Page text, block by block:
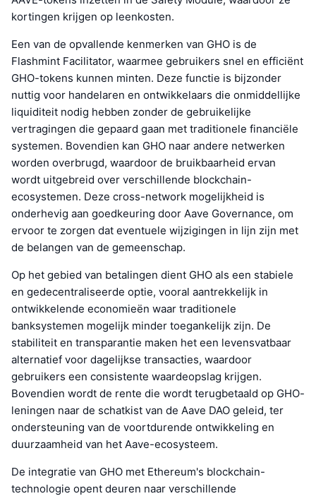
kortingen krijgen op leenkosten.
Een van de opvallende kenmerken van GHO is de
Flashmint Facilitator, waarmee gebruikers snel en efficiënt
GHO-tokens kunnen minten. Deze functie is bijzonder
nuttig voor handelaren en ontwikkelaars die onmiddellijke
liquiditeit nodig hebben zonder de gebruikelijke
vertragingen die gepaard gaan met traditionele financiële
systemen. Bovendien kan GHO naar andere netwerken
worden overbrugd, waardoor de bruikbaarheid ervan
wordt uitgebreid over verschillende blockchain-
ecosystemen. Deze cross-network mogelijkheid is
onderhevig aan goedkeuring door Aave Governance, om
ervoor te zorgen dat eventuele wijzigingen in lijn zijn met
de belangen van de gemeenschap.
Op het gebied van betalingen dient GHO als een stabiele
en gedecentraliseerde optie, vooral aantrekkelijk in
ontwikkelende economieën waar traditionele
banksystemen mogelijk minder toegankelijk zijn. De
stabiliteit en transparantie maken het een levensvatbaar
alternatief voor dagelijkse transacties, waardoor
gebruikers een consistente waardeopslag krijgen.
Bovendien wordt de rente die wordt terugbetaald op GHO-
leningen naar de schatkist van de Aave DAO geleid, ter
ondersteuning van de voortdurende ontwikkeling en
duurzaamheid van het Aave-ecosysteem.
De integratie van GHO met Ethereum's blockchain-
technologie opent deuren naar verschillende